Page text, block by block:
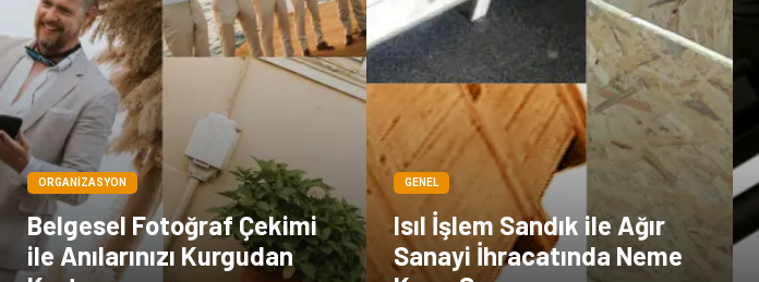
ORGANIZASYON
Belgesel Fotoğraf Çekimi
ile Anılarınızı Kurgudan
GENEL
Isıl İşlem Sandık ile Ağır
Sanayi İhracatında Neme